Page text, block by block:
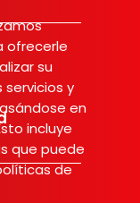
ofrecerle
su
servicios y
en
incluye
que puede
de